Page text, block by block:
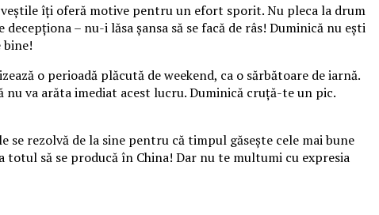
îţi oferă motive pentru un efort sporit. Nu pleca la drum
– nu-i lăsa şansa să se facă de râs! Duminică nu eşti
bine!
o perioadă plăcută de weekend, ca o sărbătoare de iarnă.
va arăta imediat acest lucru. Duminică cruţă-te un pic.
se rezolvă de la sine pentru că timpul găseşte cele mai bune
totul să se producă în China! Dar nu te multumi cu expresia